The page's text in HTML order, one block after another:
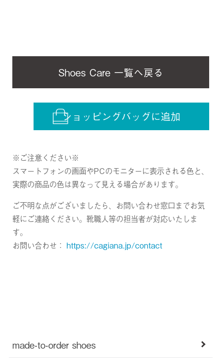
Shoes Care 一覧へ戻る
ショッピングバッグに追加
※ご注意ください※
スマートフォンの画面やPCのモニターに表示される色と、
実際の商品の色は異なって見える場合があります。
ご不明な点がございましたら、お問い合わせ窓口までお気
軽にご連絡ください。靴職人等の担当者が対応いたしま
す。
お問い合わせ： https://cagiana.jp/contact
made-to-order shoes